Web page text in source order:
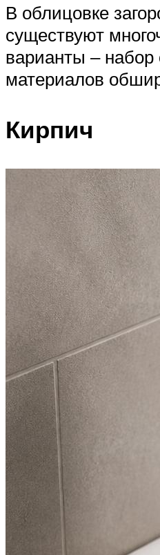
В облицовке
существуют
варианты ‒ набор
материалов
Кирпич